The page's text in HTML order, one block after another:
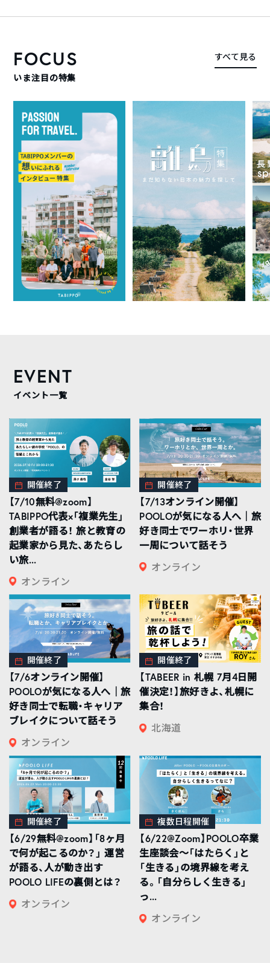
FOCUS
いま注目の特集
すべて見る
EVENT
イベント一覧
開催終了
【7/10無料@zoom】
TABIPPO代表×「複業先生」
創業者が語る！ 旅と教育の
起業家から見た、あたらし
い旅...
オンライン
開催終了
【7/13オンライン開催】
POOLOが気になる人へ｜旅
好き同士でワーホリ・世界
一周について話そう
オンライン
開催終了
【7/6オンライン開催】
POOLOが気になる人へ｜旅
好き同士で転職・キャリア
ブレイクについて話そう
オンライン
開催終了
【TABEER in 札幌 7月4日開
催決定！】旅好きよ、札幌に
集合！
北海道
開催終了
【6/29無料@zoom】「8ヶ月
で何が起こるのか？」 運営
が語る、人が動き出す
POOLO LIFEの裏側とは？
オンライン
複数日程開催
【6/22@Zoom】POOLO卒業
生座談会〜「はたらく」と
「生きる」の境界線を考え
る。「自分らしく生きる」
っ...
オンライン